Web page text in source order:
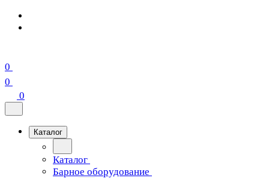
0
0
0
Каталог
Каталог
Барное оборудование